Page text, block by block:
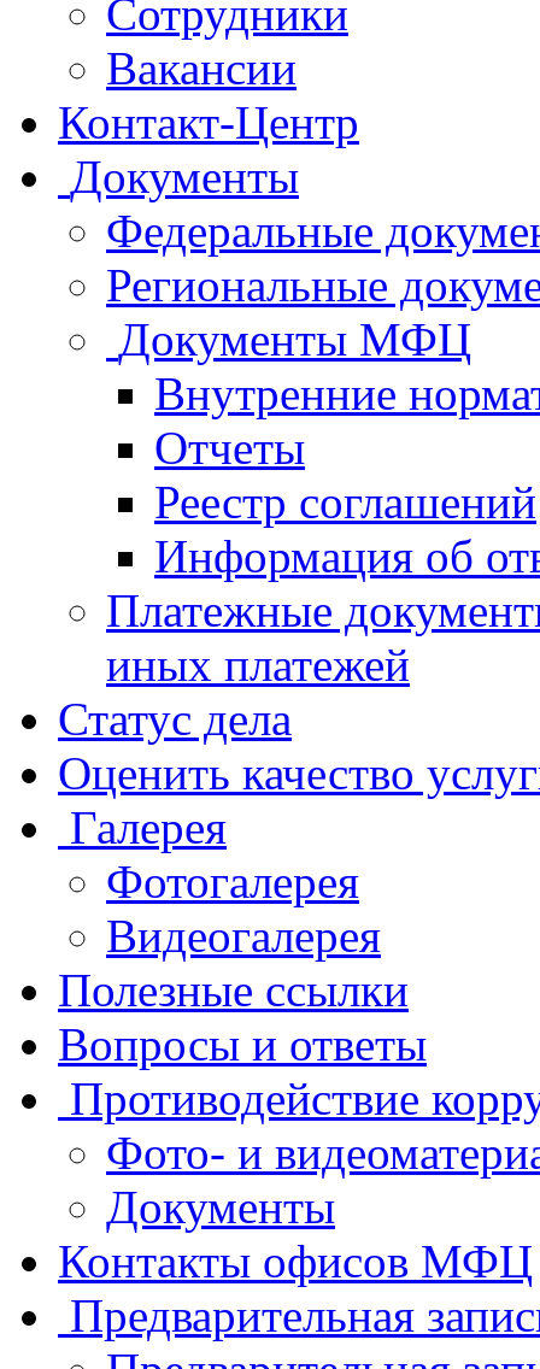
Сотрудники
Вакансии
Контакт-Центр
Документы
Федеральные
Региональные
Документы МФЦ
Внутренние
Отчеты
Реестр соглашений
Информация об
Платежные
иных платежей
Статус дела
Оценить качество
Галерея
Фотогалерея
Видеогалерея
Полезные ссылки
Вопросы и ответы
Противодействие
Фото- и
Документы
Контакты офисов МФЦ
Предварительная